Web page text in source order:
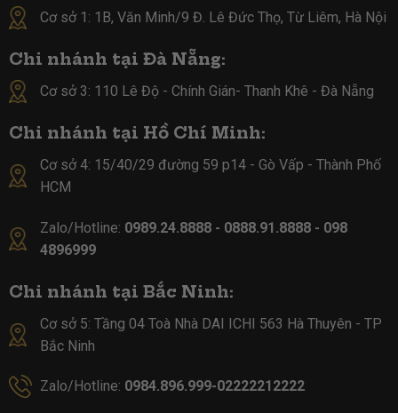
Cơ sở 1: 1B, Văn Minh/9 Đ. Lê Đức Thọ, Từ Liêm, Hà Nội
Chi nhánh tại Đà Nẵng:
Cơ sở 3: 110 Lê Độ - Chính Gián- Thanh Khê - Đà Nẵng
Chi nhánh tại Hồ Chí Minh:
Cơ sở 4: 15/40/29 đường 59 p14 - Gò Vấp - Thành Phố
HCM
Zalo/Hotline: 0989.24.8888 - 0888.91.8888 - 098
4896999
Chi nhánh tại Bắc Ninh:
Cơ sở 5: Tầng 04 Toà Nhà DAI ICHI 563 Hà Thuyên - TP
Bắc Ninh
Zalo/Hotline: 0984.896.999-02222212222